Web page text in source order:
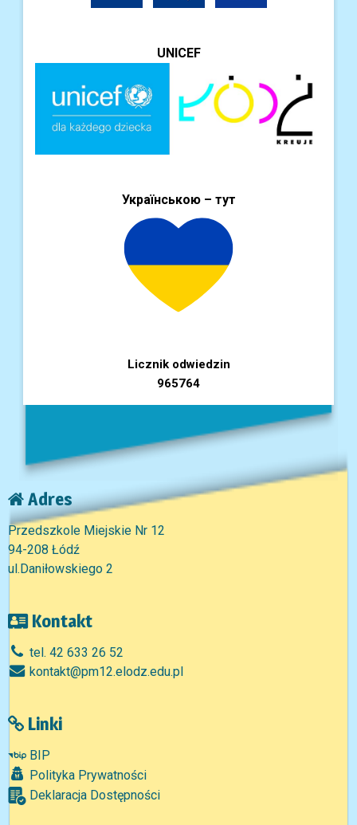
UNICEF
Українською – тут
Licznik odwiedzin
965764
Adres
Przedszkole Miejskie Nr 12
94-208 Łódź
ul.Daniłowskiego 2
Kontakt
tel. 42 633 26 52
kontakt@pm12.elodz.edu.pl
Linki
BIP
Polityka Prywatności
Deklaracja Dostępności